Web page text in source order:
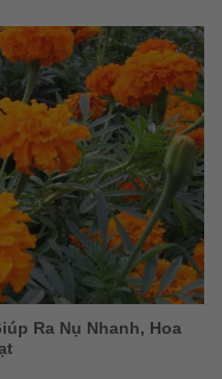
Ra Nụ Nhanh, Hoa